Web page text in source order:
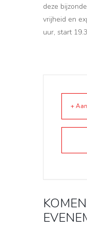
deze
vrijheid en
uur, start
+